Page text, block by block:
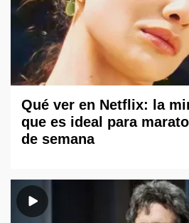
Qué ver en Netflix: la
que es ideal para
de semana